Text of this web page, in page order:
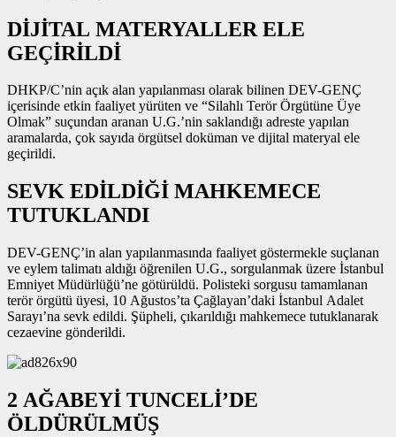
DİJİTAL MATERYALLER ELE
GEÇİRİLDİ
DHKP/C’nin açık alan yapılanması olarak bilinen DEV-GENÇ
içerisinde etkin faaliyet yürüten ve “Silahlı Terör Örgütüne Üye
Olmak” suçundan aranan U.G.’nin saklandığı adreste yapılan
aramalarda, çok sayıda örgütsel doküman ve dijital materyal ele
geçirildi.
SEVK EDİLDİĞİ MAHKEMECE
TUTUKLANDI
DEV-GENÇ’in alan yapılanmasında faaliyet göstermekle suçlanan
ve eylem talimatı aldığı öğrenilen U.G., sorgulanmak üzere İstanbul
Emniyet Müdürlüğü’ne götürüldü. Polisteki sorgusu tamamlanan
terör örgütü üyesi, 10 Ağustos’ta Çağlayan’daki İstanbul Adalet
Sarayı’na sevk edildi. Şüpheli, çıkarıldığı mahkemece tutuklanarak
cezaevine gönderildi.
2 AĞABEYİ TUNCELİ’DE
ÖLDÜRÜLMÜŞ